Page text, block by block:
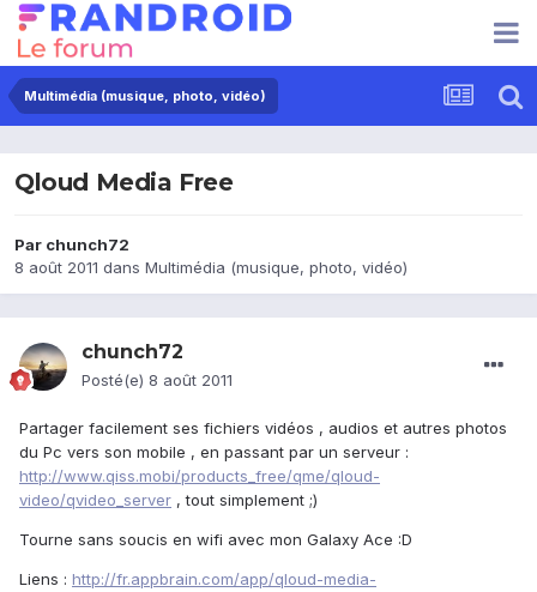
Multimédia (musique, photo, vidéo)
Qloud Media Free
Par chunch72
8 août 2011 dans Multimédia (musique, photo, vidéo)
chunch72
Posté(e) 8 août 2011
Partager facilement ses fichiers vidéos , audios et autres photos
du Pc vers son mobile , en passant par un serveur :
http://www.qiss.mobi/products_free/qme/qloud-
video/qvideo_server , tout simplement ;)
Tourne sans soucis en wifi avec mon Galaxy Ace :D
Liens : http://fr.appbrain.com/app/qloud-media-